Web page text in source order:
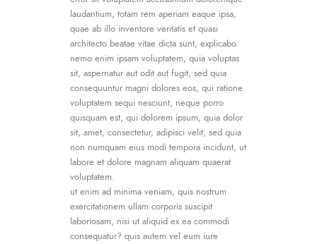
laudantium, totam rem aperiam eaque ipsa,
quae ab illo inventore veritatis et quasi
architecto beatae vitae dicta sunt, explicabo.
nemo enim ipsam voluptatem, quia voluptas
sit, aspernatur aut odit aut fugit, sed quia
consequuntur magni dolores eos, qui ratione
voluptatem sequi nesciunt, neque porro
quisquam est, qui dolorem ipsum, quia dolor
sit, amet, consectetur, adipisci velit, sed quia
non numquam eius modi tempora incidunt, ut
labore et dolore magnam aliquam quaerat
voluptatem.
ut enim ad minima veniam, quis nostrum
exercitationem ullam corporis suscipit
laboriosam, nisi ut aliquid ex ea commodi
consequatur? quis autem vel eum iure